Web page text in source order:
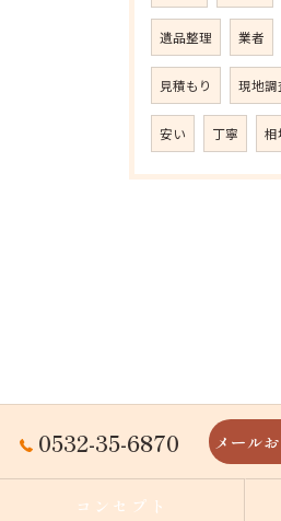
遺品整理 業者
見積もり 現地調
安い 丁寧 相
0532-35-6870 メール
コンセプト